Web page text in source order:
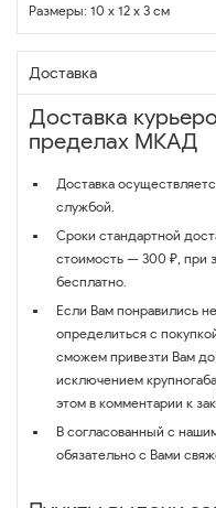
Размеры: 10 х 12 х 3 см
Доставка
Доставка
пределах МКАД
Доставка
службой.
Сроки стандартной
стоимость — 300 ₽, при
бесплатно.
Если Вам понравились
определиться с
сможем привезти Вам
исключением
этом в комментарии к
В согласованный с
обязательно с Вами